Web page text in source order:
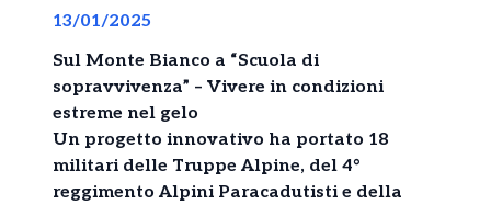
13/01/2025
Sul Monte Bianco a “Scuola di
sopravvivenza” – Vivere in condizioni
estreme nel gelo
Un progetto innovativo ha portato 18
militari delle Truppe Alpine, del 4°
reggimento Alpini Paracadutisti e della